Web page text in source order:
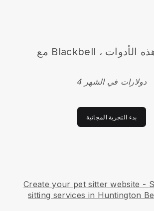
4 دولارات في الشهر
بدء التجربة المجانية
Create your pet sitter website -
sitting services in Huntington